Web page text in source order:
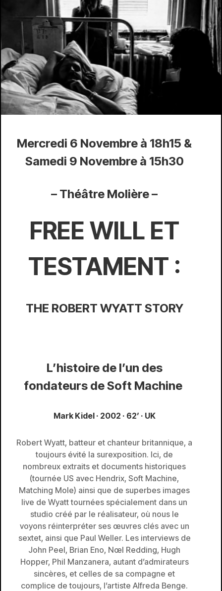
Mercredi 6 Novembre à 18h15 &
Samedi 9 Novembre à 15h30
– Théâtre Molière –
FREE WILL ET
TESTAMENT :
THE ROBERT WYATT STORY
L’histoire de l’un des
fondateurs de Soft Machine
Mark Kidel · 2002 · 62’ · UK
Robert Wyatt, batteur et chanteur britannique, a
toujours évité la surexposition. Ici, de
nombreux extraits et documents historiques
(tournée US avec Hendrix, Soft Machine,
Matching Mole) ainsi que de superbes images
live de Wyatt tournées spécialement dans un
studio créé par le réalisateur, où nous le
voyons réinterpréter ses œuvres clés avec un
sextet, ainsi que Paul Weller. Les interviews de
John Peel, Brian Eno, Nœl Redding, Hugh
Hopper, Phil Manzanera, autant d’admirateurs
sincères, et celles de sa compagne et
complice de toujours, l’artiste Alfreda Benge.